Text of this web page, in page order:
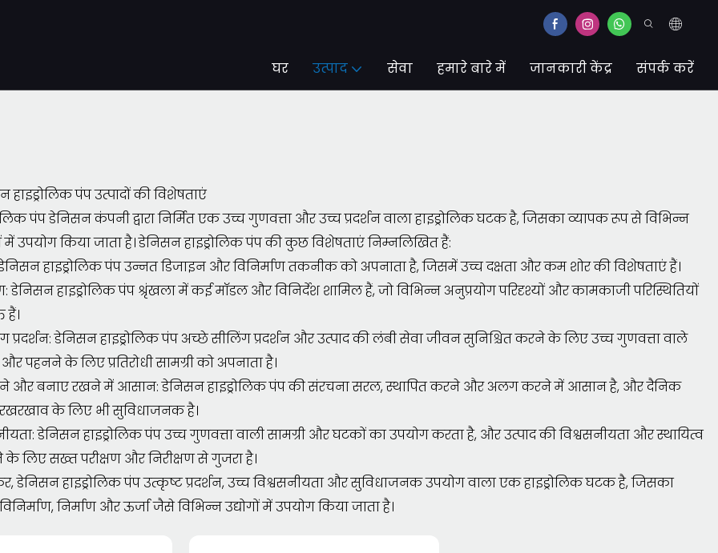
घर उत्पाद सेवा हमारे बारे में जानकारी केंद्र संपर्क करें
पंप उत्पादों की विशेषताएं
पंप डेनिसन कंपनी द्वारा निर्मित एक उच्च गुणवत्ता और उच्च प्रदर्शन वाला हाइड्रोलिक घटक है, जिसका व्यापक रूप से विभिन्न
में उपयोग किया जाता है। डेनिसन हाइड्रोलिक पंप की कुछ विशेषताएं निम्नलिखित हैं:
हाइड्रोलिक पंप उन्नत डिजाइन और विनिर्माण तकनीक को अपनाता है, जिसमें उच्च दक्षता और कम शोर की विशेषताएं हैं।
डेनिसन हाइड्रोलिक पंप श्रृंखला में कई मॉडल और विनिर्देश शामिल हैं, जो विभिन्न अनुप्रयोग परिदृश्यों और कामकाजी परिस्थितियों
हैं।
प्रदर्शन: डेनिसन हाइड्रोलिक पंप अच्छे सीलिंग प्रदर्शन और उत्पाद की लंबी सेवा जीवन सुनिश्चित करने के लिए उच्च गुणवत्ता वाले
पहनने के लिए प्रतिरोधी सामग्री को अपनाता है।
और बनाए रखने में आसान: डेनिसन हाइड्रोलिक पंप की संरचना सरल, स्थापित करने और अलग करने में आसान है, और दैनिक
के लिए भी सुविधाजनक है।
डेनिसन हाइड्रोलिक पंप उच्च गुणवत्ता वाली सामग्री और घटकों का उपयोग करता है, और उत्पाद की विश्वसनीयता और स्थायित्व
के लिए सख्त परीक्षण और निरीक्षण से गुजरा है।
डेनिसन हाइड्रोलिक पंप उत्कृष्ट प्रदर्शन, उच्च विश्वसनीयता और सुविधाजनक उपयोग वाला एक हाइड्रोलिक घटक है, जिसका
निर्माण और ऊर्जा जैसे विभिन्न उद्योगों में उपयोग किया जाता है।